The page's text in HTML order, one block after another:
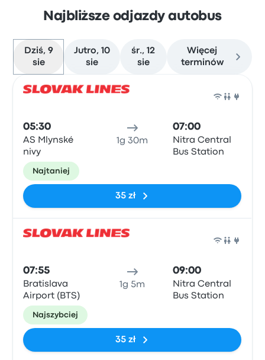
Najbliższe odjazdy autobus
Dziś, 9
sie
Jutro, 10
sie
śr., 12
sie
Więcej
terminów
05:30
AS Mlynské
nivy
1g 30m
07:00
Nitra Central
Bus Station
Najtaniej
35 zł
07:55
Bratislava
Airport (BTS)
1g 5m
09:00
Nitra Central
Bus Station
Najszybciej
35 zł